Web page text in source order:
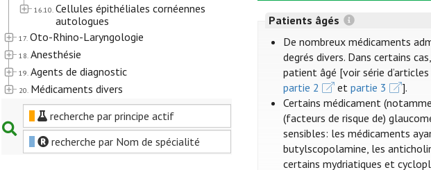
16.10. Cellules épithéliales cornéennes
autologues
17. Oto-Rhino-Laryngologie
18. Anesthésie
19. Agents de diagnostic
20. Médicaments divers
recherche par principe actif
recherche par Nom de spécialité
Patients âgés
De nombreux médicaments
degrés divers. Dans certains
patient âgé [voir série
partie 2
etpartie 3
].
Certains médicament
(facteurs de risque de)
sensibles: les médicaments
butylscopolamine, les
certains mydriatiques et